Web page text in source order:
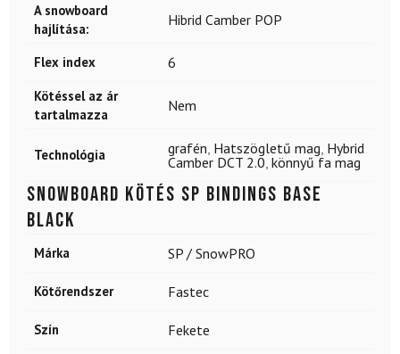
A snowboard
hajlítása:
Hibrid Camber POP
Flex index 6
Kötéssel az ár
tartalmazza
Nem
Technológia grafén, Hatszögletű mag, Hybrid
Camber DCT 2.0, könnyű fa mag
Snowboard kötés SP BINDINGS Base
Black
Márka SP / SnowPRO
Kötőrendszer Fastec
Szín Fekete